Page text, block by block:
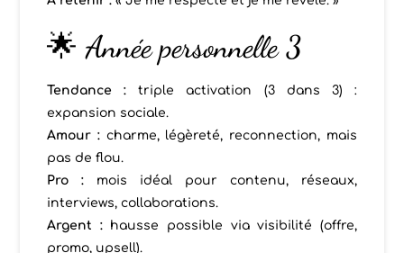
🌟 Année personnelle 3
Tendance : triple activation (3 dans 3) :
expansion sociale.
Amour : charme, légèreté, reconnection, mais
pas de flou.
Pro : mois idéal pour contenu, réseaux,
interviews, collaborations.
Argent :hausse possible via visibilité (offre,
promo, upsell).